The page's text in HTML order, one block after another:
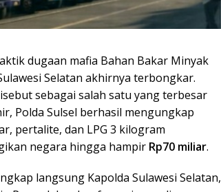
dugaan mafia Bahan Bakar Minyak
Selatan akhirnya terbongkar.
sebagai salah satu yang terbesar
Polda Sulsel berhasil mengungkap
pertalite, dan LPG 3 kilogram
negara hingga hampir Rp70 miliar.
langsung Kapolda Sulawesi Selatan,